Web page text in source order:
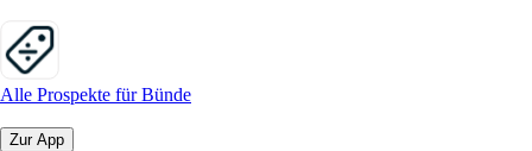
Alle Prospekte für Bünde
Zur App